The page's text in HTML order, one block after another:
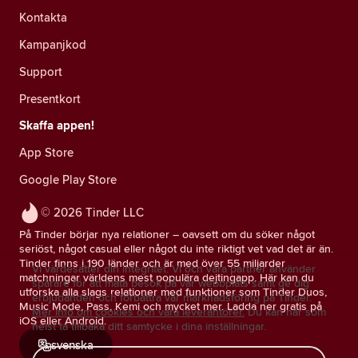
© 2026 Tinder LLC
På Tinder börjar nya relationer – oavsett om du söker något
seriöst, något casual eller något du inte riktigt vet vad det är än.
Tinder finns i 190 länder och är med över 55 miljarder
matchningar världens mest populära dejtingapp. Här kan du
utforska alla slags relationer med funktioner som Tinder Duos,
Music Mode, Pass, Kemi och mycket mer. Ladda ner gratis på
iOS eller Android.
svenska
Kontakta
Kampanjkod
Support
Presentkort
Skaffa appen!
App Store
Google Play Store
Vi värdesätter din integritet. Vi och våra partner använder
spårare för att mäta besök på vår webbplats samt ge dig
erbjudanden och förbättra vår marknadsföring på Tinder.
Mer info om cookies och våra leverantörer. Du kan när som
helst ta tillbaka ditt samtycke i dina inställningar.